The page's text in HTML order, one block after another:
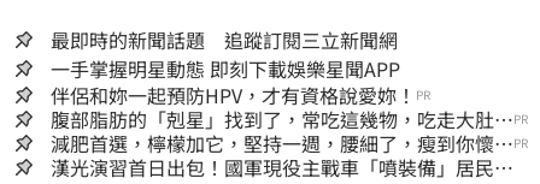
最即時的新聞話題 追蹤訂閱三立新聞網
一手掌握明星動態 即刻下載娛樂星聞APP
伴侶和妳一起預防HPV，才有資格說愛妳！ PR
腹部脂肪的「剋星」找到了，常吃這幾物，吃走大肚
囊，瘦出小蠻腰
PR
減肥首選，檸檬加它，堅持一週，腰細了，瘦到你懷疑
人生
PR
漢光演習首日出包！國軍現役主戰車「噴裝備」居民撿